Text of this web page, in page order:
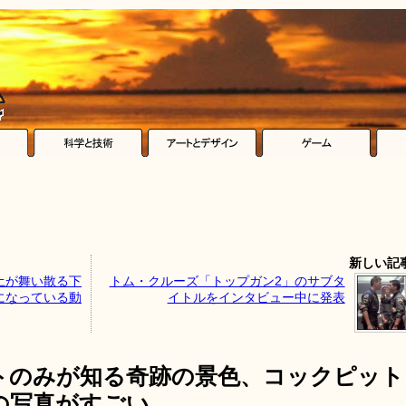
が舞い散る下
なっている動
新しい記
トム・クルーズ「トップガン2」のサブタ
イトルをインタビュー中に発表
みが知る奇跡の景色、コックピット